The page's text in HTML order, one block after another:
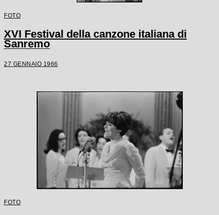
FOTO
XVI Festival della canzone italiana di
Sanremo
27 GENNAIO 1966
FOTO